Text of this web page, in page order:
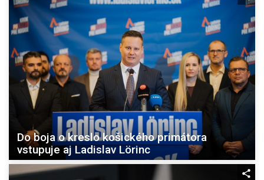
Do boja o kreslo košického primátora
vstupuje aj Ladislav Lörinc